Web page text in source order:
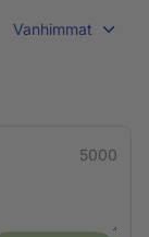
Vanhimmat
5000